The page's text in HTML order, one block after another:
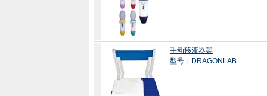
手动移液器架
型号：DRAGONLAB